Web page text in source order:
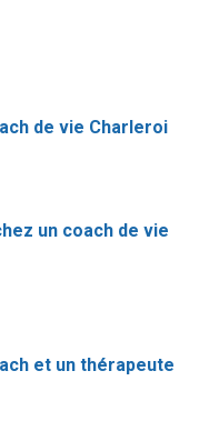
de vie Charleroi
un coach de vie
et un thérapeute